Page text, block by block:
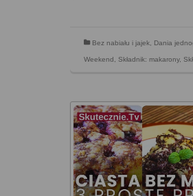
Bez nabiału i jajek, Dania
Weekend, Składnik: makarony,